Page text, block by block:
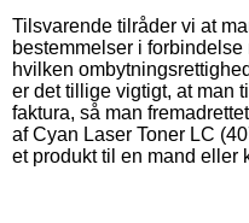
Tilsvarende tilråder vi at
bestemmelser i
hvilken
er det tillige vigtigt, at man
faktura, så man
af Cyan Laser Toner LC
et produkt til en mand eller